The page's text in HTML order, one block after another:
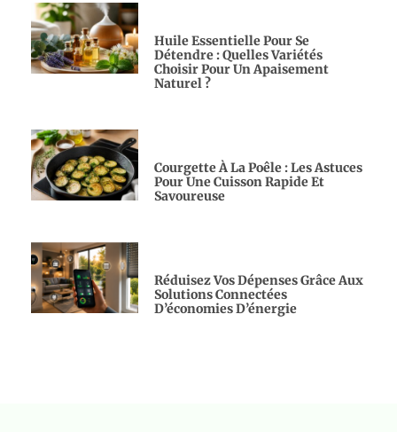
Huile Essentielle Pour Se
Détendre : Quelles Variétés
Choisir Pour Un Apaisement
Naturel ?
Courgette À La Poêle : Les Astuces
Pour Une Cuisson Rapide Et
Savoureuse
Réduisez Vos Dépenses Grâce Aux
Solutions Connectées
D’économies D’énergie